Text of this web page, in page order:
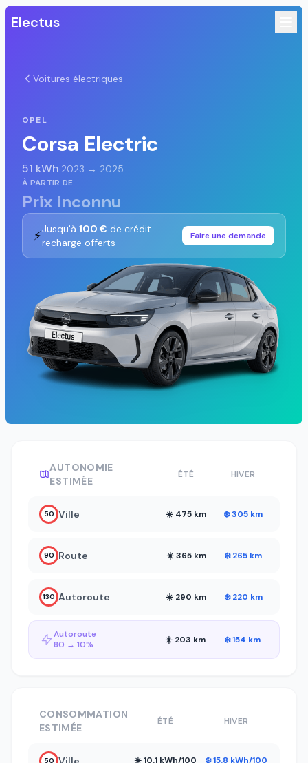
Electus
Voitures électriques
OPEL
Corsa Electric
51 kWh·2023 → 2025
À PARTIR DE
Prix inconnu
⚡Jusqu'à 100 € de crédit
recharge offerts
Faire une demande
AUTONOMIE
ESTIMÉE
ÉTÉ HIVER
50 Ville ☀️ 475 km ❄️ 305 km
90 Route ☀️ 365 km ❄️ 265 km
130 Autoroute ☀️ 290 km ❄️ 220 km
Autoroute
80 → 10%
☀️ 203 km ❄️ 154 km
CONSOMMATION
ESTIMÉE
ÉTÉ HIVER
50 ☀️ 10.1 kWh/100 ❄️ 15.8 kWh/100